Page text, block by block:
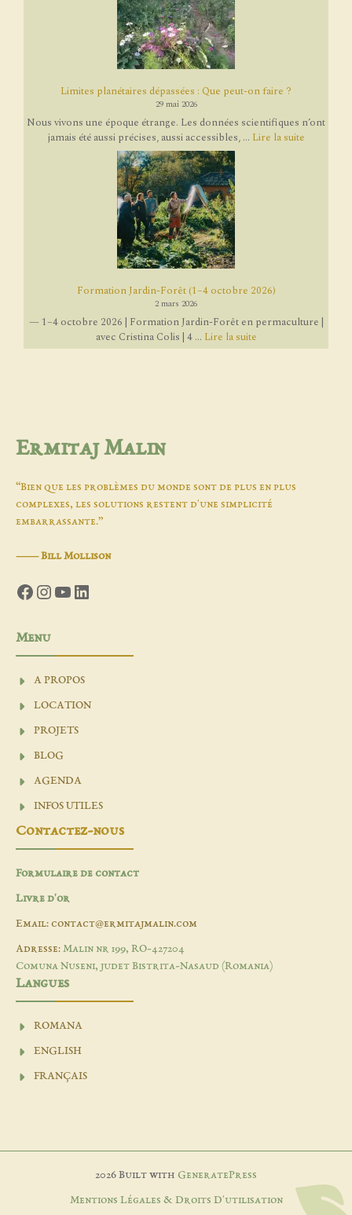
Limites planétaires dépassées : Que peut-on faire ?
29 mai 2026
Nous vivons une époque étrange. Les données scientifiques n’ont
jamais été aussi précises, aussi accessibles, ... Lire la suite
Formation Jardin-Forêt (1–4 octobre 2026)
2 mars 2026
— 1–4 octobre 2026 | Formation Jardin-Forêt en permaculture |
avec Cristina Colis | 4 ... Lire la suite
Ermitaj Malin
“Bien que les problèmes du monde sont de plus en plus
complexes, les solutions restent d'une simplicité
embarrassante.”
―Bill Mollison
Facebook
Instagram
YouTube
LinkedIn
Menu
A PROPOS
LOCATION
PROJETS
BLOG
AGENDA
INFOS UTILES
Contactez-nous
Formulaire de contact
Livre d'or
Email: contact@ermitajmalin.com
Adresse: Malin nr 199, RO-427204
Comuna Nuseni, judet Bistrita-Nasaud (Romania)
Langues
ROMANA
ENGLISH
FRANÇAIS
2026 Built with GeneratePress
Mentions Légales & Droits D'utilisation